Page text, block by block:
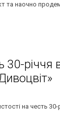
та наочно
30-
на честь